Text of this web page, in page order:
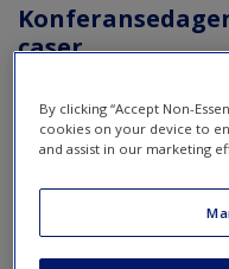
caser
høyst relevant for de
moderator hadde vi
tett knyttet opp mot de
By clicking “Accept Non-
cookies on your device to
and assist in our marketing